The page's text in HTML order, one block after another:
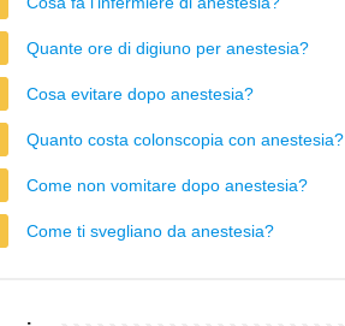
Quante ore di digiuno per anestesia?
Cosa evitare dopo anestesia?
Quanto costa colonscopia con anestesia?
Come non vomitare dopo anestesia?
Come ti svegliano da anestesia?